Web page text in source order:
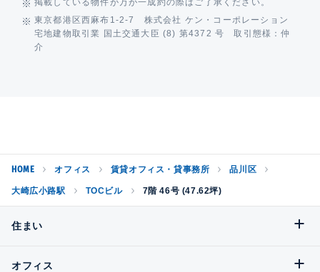
掲載している物件が万が一成約の際はご了承ください。
東京都港区西麻布1-2-7 株式会社 ケン・コーポレーション
宅地建物取引業 国土交通大臣 (8) 第4372 号 取引態様：仲
介
HOME オフィス 賃貸オフィス・貸事務所 品川区
大崎広小路駅 TOCビル 7階 46号 (47.62坪)
住まい
オフィス